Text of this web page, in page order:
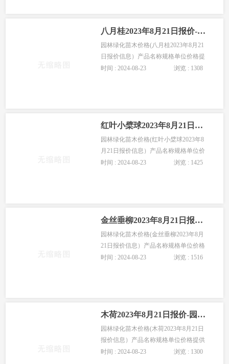
八月桂2023年8月21日报价-园林苗木八月桂价格
园林绿化苗木价格(八月桂2023年8月21
日报价信息）产品名称规格单位价格提
供商繁殖方式:扦插 高度:120cm 株0.32胸
时间 : 2024-08-23 浏览 : 1308
红叶小檗球2023年8月21日报价-园林苗木红叶小檗球价格
园林绿化苗木价格(红叶小檗球2023年8
月21日报价信息）产品名称规格单位价
格提供商高度:30cm 冠幅:20cm 株0.25高
时间 : 2024-08-23 浏览 : 1425
金丝垂柳2023年8月21日报价-园林苗木金丝垂柳价格
园林绿化苗木价格(金丝垂柳2023年8月
21日报价信息）产品名称规格单位价格
提供商胸径:3cm 棵12胸径:12cm 冠
时间 : 2024-08-23 浏览 : 1516
木荷2023年8月21日报价-园林苗木木荷价格
园林绿化苗木价格(木荷2023年8月21日
报价信息）产品名称规格单位价格提供
商斤80高度:100cm 胸径:2cm 冠幅:100cm
时间 : 2024-08-23 浏览 : 1300